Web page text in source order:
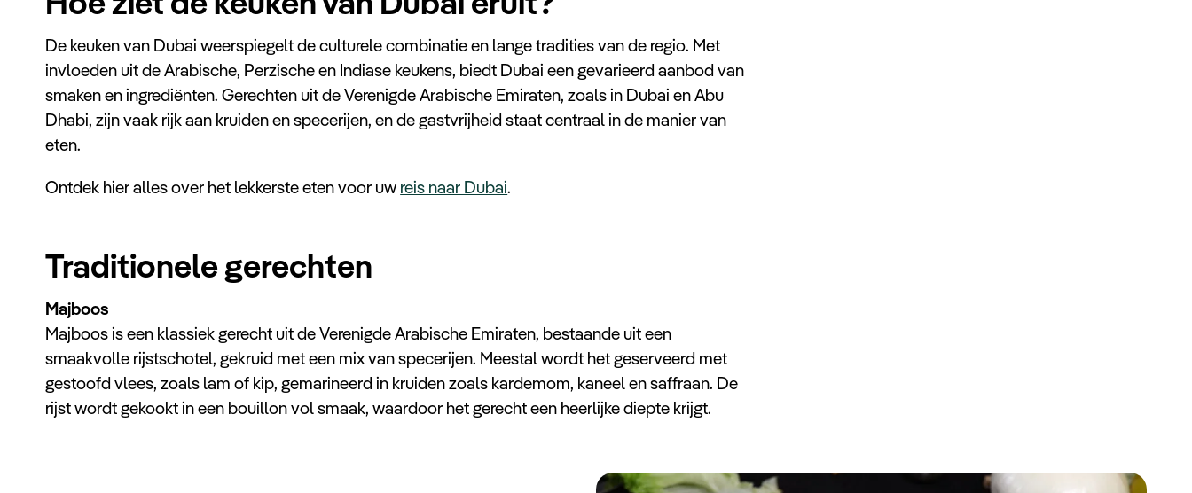
De keuken van Dubai weerspiegelt de culturele combinatie en lange tradities van de regio. Met
invloeden uit de Arabische, Perzische en Indiase keukens, biedt Dubai een gevarieerd aanbod van
smaken en ingrediënten. Gerechten uit de Verenigde Arabische Emiraten, zoals in Dubai en Abu
Dhabi, zijn vaak rijk aan kruiden en specerijen, en de gastvrijheid staat centraal in de manier van
eten.
Ontdek hier alles over het lekkerste eten voor uw reis naar Dubai.
Traditionele gerechten
Majboos
Majboos is een klassiek gerecht uit de Verenigde Arabische Emiraten, bestaande uit een
smaakvolle rijstschotel, gekruid met een mix van specerijen. Meestal wordt het geserveerd met
gestoofd vlees, zoals lam of kip, gemarineerd in kruiden zoals kardemom, kaneel en saffraan. De
rijst wordt gekookt in een bouillon vol smaak, waardoor het gerecht een heerlijke diepte krijgt.